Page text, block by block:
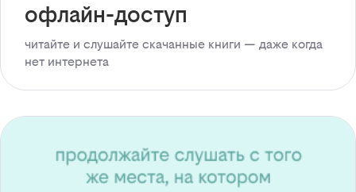
офлайн-доступ
читайте и слушайте скачанные книги — даже когда
нет интернета